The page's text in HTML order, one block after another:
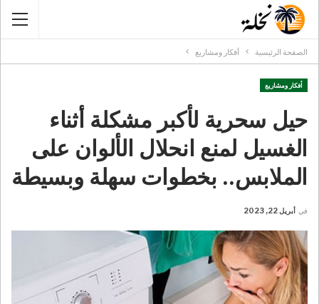
الصفحة الرئيسية أفكار ومشاريع
أفكار ومشاريع
حيل سحرية لأكبر مشكلة أثناء
الغسيل لمنع انحلال الألوان على
الملابس.. بخطوات سهلة وبسيطة
في أبريل 22, 2023